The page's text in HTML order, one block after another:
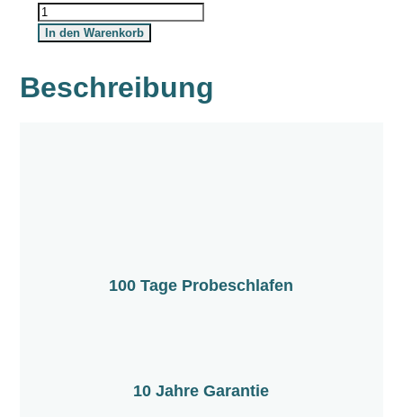
In den Warenkorb
Beschreibung
100 Tage Probeschlafen
10 Jahre Garantie